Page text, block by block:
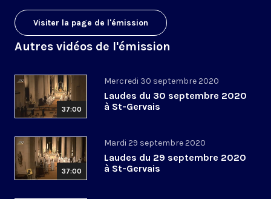
Visiter la page de l'émission
Autres vidéos de l'émission
37:00
Mercredi 30 septembre 2020
Laudes du 30 septembre 2020
à St-Gervais
37:00
Mardi 29 septembre 2020
Laudes du 29 septembre 2020
à St-Gervais